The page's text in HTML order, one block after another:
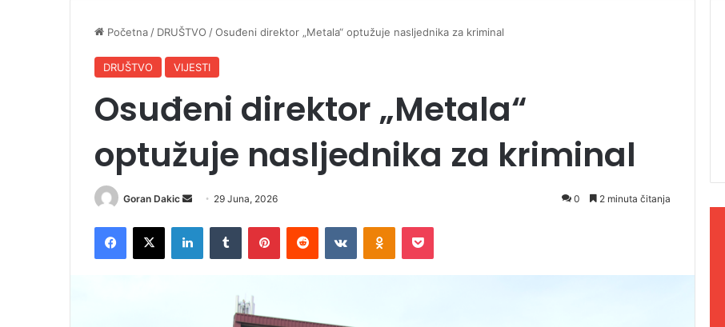
Početna / DRUŠTVO /Osuđeni direktor „Metala“ optužuje nasljednika za kriminal
DRUŠTVO VIJESTI
Osuđeni direktor „Metala“
optužuje nasljednika za kriminal
Goran Dakic
d
29 Juna, 2026 0 2 minuta čitanja